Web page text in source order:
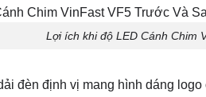
Lợi ích khi độ LED Cánh Chim
đèn định vị mang hình dáng